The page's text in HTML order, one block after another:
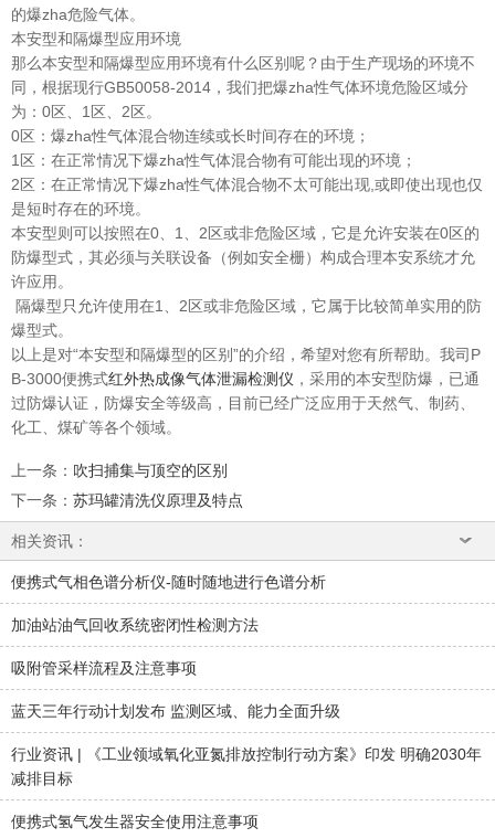
的爆zha危险气体。
本安型和隔爆型应用环境
那么本安型和隔爆型应用环境有什么区别呢？由于生产现场的环境不
同，根据现行GB50058-2014，我们把爆zha性气体环境危险区域分
为：0区、1区、2区。
0区：爆zha性气体混合物连续或长时间存在的环境；
1区：在正常情况下爆zha性气体混合物有可能出现的环境；
2区：在正常情况下爆zha性气体混合物不太可能出现,或即使出现也仅
是短时存在的环境。
本安型则可以按照在0、1、2区或非危险区域，它是允许安装在0区的
防爆型式，其必须与关联设备（例如安全栅）构成合理本安系统才允
许应用。
隔爆型只允许使用在1、2区或非危险区域，它属于比较简单实用的防
爆型式。
以上是对“本安型和隔爆型的区别”的介绍，希望对您有所帮助。我司P
B-3000便携式红外热成像气体泄漏检测仪 ，采用的本安型防爆，已通
过防爆认证，防爆安全等级高，目前已经广泛应用于天然气、制药、
化工、煤矿等各个领域。
上一条 ： 吹扫捕集与顶空的区别
下一条 ： 苏玛罐清洗仪原理及特点
相关资讯：
便携式气相色谱分析仪-随时随地进行色谱分析
加油站油气回收系统密闭性检测方法
吸附管采样流程及注意事项
蓝天三年行动计划发布 监测区域、能力全面升级
行业资讯 | 《工业领域氧化亚氮排放控制行动方案》印发 明确2030年
减排目标
便携式氢气发生器安全使用注意事项